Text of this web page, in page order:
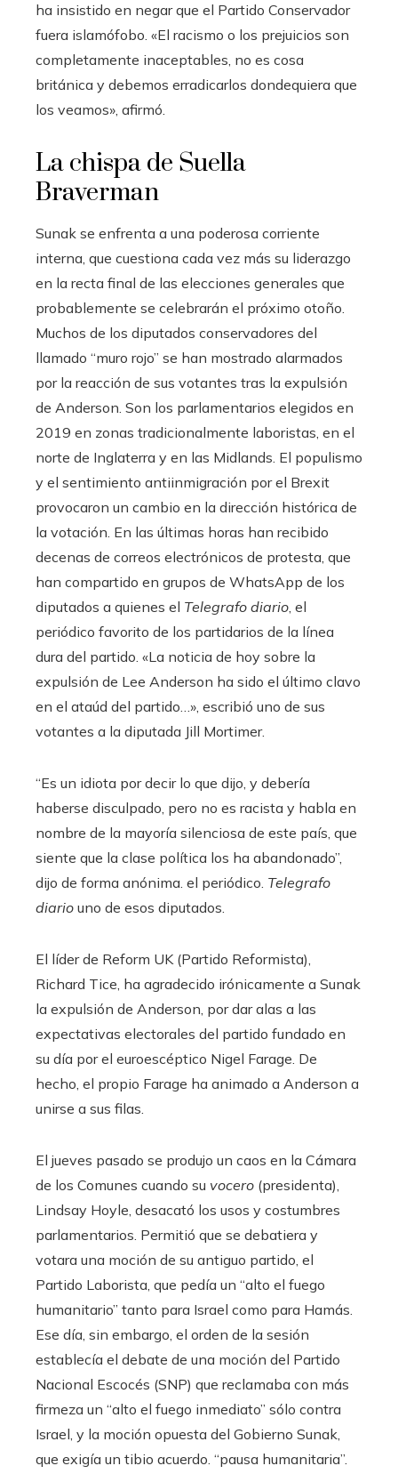
ha insistido en negar que el Partido Conservador
fuera islamófobo. «El racismo o los prejuicios son
completamente inaceptables, no es cosa
británica y debemos erradicarlos dondequiera que
los veamos», afirmó.
La chispa de Suella
Braverman
Sunak se enfrenta a una poderosa corriente
interna, que cuestiona cada vez más su liderazgo
en la recta final de las elecciones generales que
probablemente se celebrarán el próximo otoño.
Muchos de los diputados conservadores del
llamado “muro rojo” se han mostrado alarmados
por la reacción de sus votantes tras la expulsión
de Anderson. Son los parlamentarios elegidos en
2019 en zonas tradicionalmente laboristas, en el
norte de Inglaterra y en las Midlands. El populismo
y el sentimiento antiinmigración por el Brexit
provocaron un cambio en la dirección histórica de
la votación. En las últimas horas han recibido
decenas de correos electrónicos de protesta, que
han compartido en grupos de WhatsApp de los
diputados a quienes el Telegrafo diario, el
periódico favorito de los partidarios de la línea
dura del partido. «La noticia de hoy sobre la
expulsión de Lee Anderson ha sido el último clavo
en el ataúd del partido…», escribió uno de sus
votantes a la diputada Jill Mortimer.
“Es un idiota por decir lo que dijo, y debería
haberse disculpado, pero no es racista y habla en
nombre de la mayoría silenciosa de este país, que
siente que la clase política los ha abandonado”,
dijo de forma anónima. el periódico. Telegrafo
diario uno de esos diputados.
El líder de Reform UK (Partido Reformista),
Richard Tice, ha agradecido irónicamente a Sunak
la expulsión de Anderson, por dar alas a las
expectativas electorales del partido fundado en
su día por el euroescéptico Nigel Farage. De
hecho, el propio Farage ha animado a Anderson a
unirse a sus filas.
El jueves pasado se produjo un caos en la Cámara
de los Comunes cuando su vocero (presidenta),
Lindsay Hoyle, desacató los usos y costumbres
parlamentarios. Permitió que se debatiera y
votara una moción de su antiguo partido, el
Partido Laborista, que pedía un “alto el fuego
humanitario” tanto para Israel como para Hamás.
Ese día, sin embargo, el orden de la sesión
establecía el debate de una moción del Partido
Nacional Escocés (SNP) que reclamaba con más
firmeza un “alto el fuego inmediato” sólo contra
Israel, y la moción opuesta del Gobierno Sunak,
que exigía un tibio acuerdo. “pausa humanitaria”.